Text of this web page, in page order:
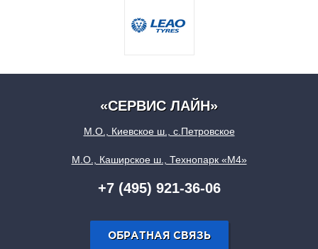
«СЕРВИС ЛАЙН»
М.О., Киевское ш., с.Петровское
М.О., Каширское ш., Технопарк «М4»
+7 (495) 921-36-06
ОБРАТНАЯ СВЯЗЬ